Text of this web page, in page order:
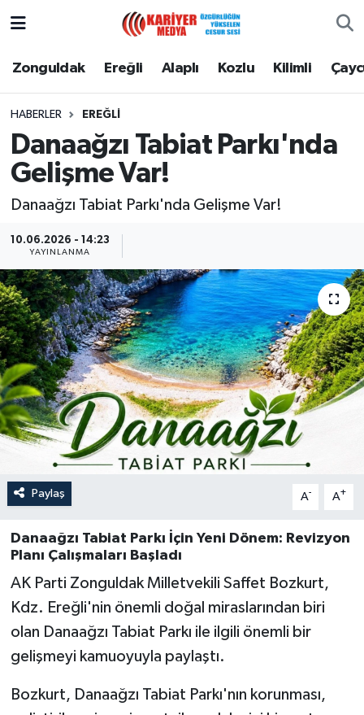
Zonguldak Ereğli Alaplı Kozlu Kilimli
HABERLER EREĞLI
Danaağzı Tabiat Parkı'nda
Gelişme Var!
Danaağzı Tabiat Parkı'nda Gelişme Var!
10.06.2026 - 14:23
YAYINLANMA
Paylaş A- A+
Danaağzı Tabiat Parkı İçin Yeni Dönem: Revizyon
Planı Çalışmaları Başladı
AK Parti Zonguldak Milletvekili Saffet Bozkurt,
Kdz. Ereğli'nin önemli doğal miraslarından biri
olan Danaağzı Tabiat Parkı ile ilgili önemli bir
gelişmeyi kamuoyuyla paylaştı.
Bozkurt, Danaağzı Tabiat Parkı'nın korunması,
Zonguldak
Alaplı
Kozlu
Çaycuma
Gökçebey
Devrek
Özel
Mesaj
Zonguldak Nöbetçi Eczaneler
Zonguldak Namaz Vakitleri
Zonguldak Trafik Yoğunluk Haritası
Tüm Manşetler
Son Dakika Haberleri
Haber Arşivi